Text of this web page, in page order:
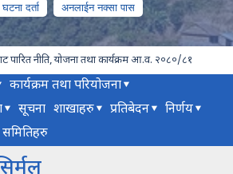
घटना दर्ता
अनलाईन नक्सा पास
पारित नीति, योजना तथा कार्यक्रम आ.व. २०८०/८१
कार्यक्रम तथा परियोजना
सूचना शाखाहरु प्रतिबेदन
निर्णय
समितिहरु